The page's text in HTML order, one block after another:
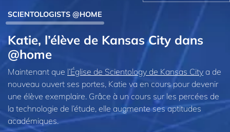
SCIENTOLOGISTS @HOME
Katie, l’élève de Kansas City dans
@home
Maintenant que l’Église de Scientology de Kansas City a de
nouveau ouvert ses portes, Katie va en cours pour devenir
une élève exemplaire. Grâce à un cours sur les percées de
la technologie de l’étude, elle augmente ses aptitudes
académiques.